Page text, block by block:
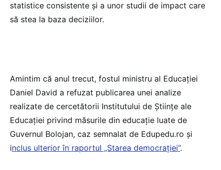
statistice consistente și a unor studii de impact care
să stea la baza deciziilor.
Amintim că anul trecut, fostul ministru al Educației
Daniel David a refuzat publicarea unei analize
realizate de cercetătorii Institutului de Științe ale
Educației privind măsurile din educație luate de
Guvernul Bolojan, caz semnalat de Edupedu.ro și
inclus ulterior în raportul „Starea democrației”.